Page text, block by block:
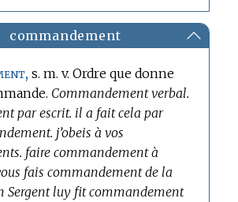
commandement
s. m. v. Ordre que donne
Commandement verbal.
par escrit. il a fait cela par
j’obeis à vos
faire commandement à
fais commandement de la
Sergent luy fit commandement